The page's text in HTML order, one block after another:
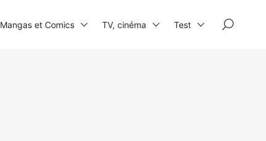
Mangas et Comics TV, cinéma Test